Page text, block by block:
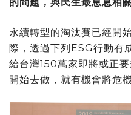
永續轉型的淘汰賽已經開
際，透過下列ESG行動有
給台灣150萬家即將或正
開始去做，就有機會將危